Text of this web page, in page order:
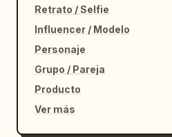
Retrato / Selfie
Influencer / Modelo
Personaje
Grupo / Pareja
Producto
Ver más